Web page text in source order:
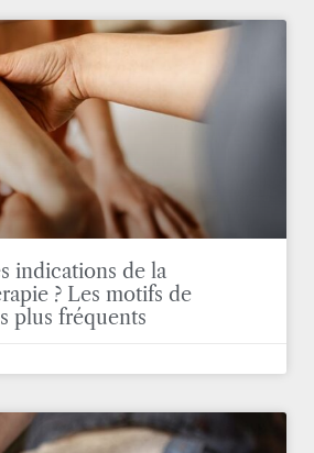
indications de la
? Les motifs de
plus fréquents